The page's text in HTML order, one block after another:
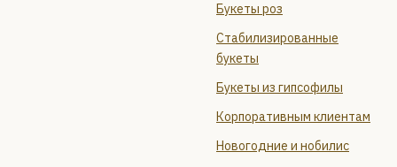
Букеты роз
Стабилизированные
букеты
Букеты из гипсофилы
Корпоративным клиентам
Новогодние и нобилис